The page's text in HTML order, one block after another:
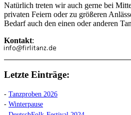
Natürlich treten wir auch gerne bei
privaten Feiern oder zu größeren
Bedarf auch den einen oder anderen
Kontakt:
Letzte Einträge:
- Tanzproben 2026
- Winterpause